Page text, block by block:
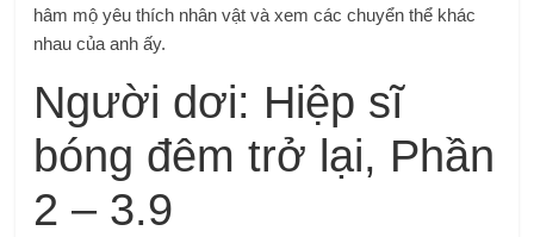
hâm mộ yêu thích nhân vật và xem các chuyển thể khác
nhau của anh ấy.
Người dơi: Hiệp sĩ
bóng đêm trở lại, Phần
2 – 3.9